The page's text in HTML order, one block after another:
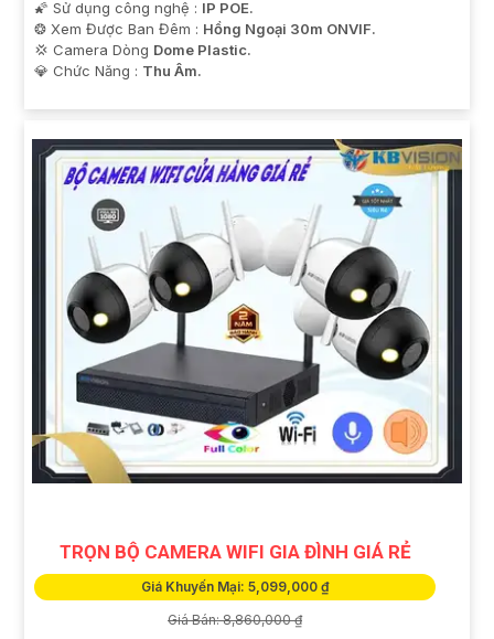
🌠 Sử dụng công nghệ : IP POE.
❂ Xem Được Ban Đêm : Hồng Ngoại 30m ONVIF.
💢 Camera Dòng Dome Plastic.
️💎 Chức Năng : Thu Âm.
TRỌN BỘ CAMERA WIFI GIA ĐÌNH GIÁ RẺ
Giá Khuyến Mại: 5,099,000 ₫
Giá Bán: 8,860,000 ₫